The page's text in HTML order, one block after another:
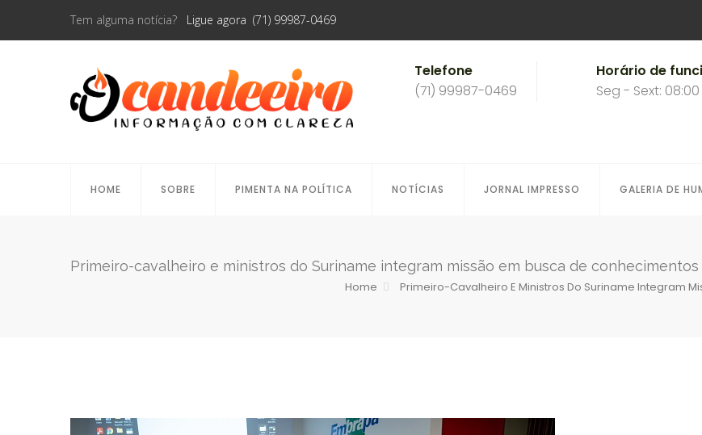
Tem alguma notícia? Ligue agora (71) 99987-0469
Telefone
(71) 99987-0469
Horário de
Seg - Sext: 08:00
HOME SOBRE PIMENTA NA POLÍTICA NOTÍCIAS JORNAL IMPRESSO GALERIA DE
Primeiro-cavalheiro e ministros do Suriname integram missão em busca de
Home Primeiro-Cavalheiro E Ministros Do Suriname Integram